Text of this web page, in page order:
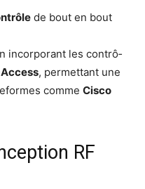
de bout en bout
incor­po­rant les contrô­
, per­met­tant une
comme Cis­co
RF